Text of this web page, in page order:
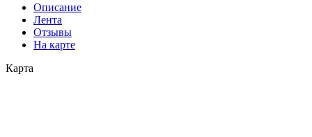
Описание
Лента
Отзывы
На карте
Карта